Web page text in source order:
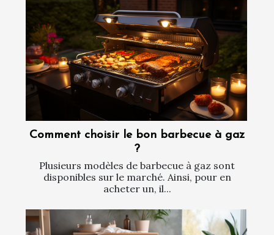
Comment choisir le bon barbecue à gaz
?
Plusieurs modèles de barbecue à gaz sont
disponibles sur le marché. Ainsi, pour en
acheter un, il...